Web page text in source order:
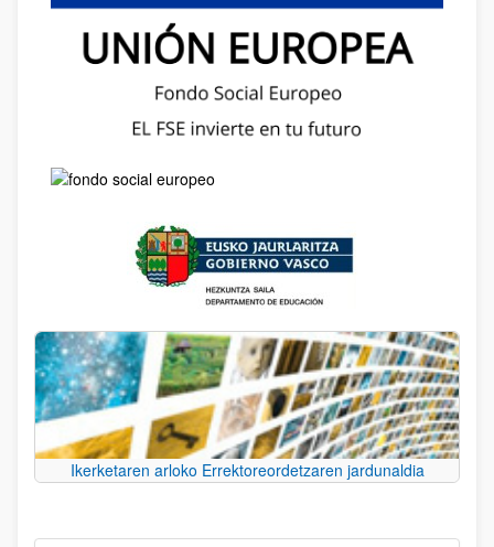
Ikerketaren arloko Errektoreordetzaren jardunaldia